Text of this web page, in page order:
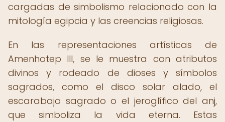
cargadas de simbolismo relacionado con la
mitología egipcia y las creencias religiosas.
En las representaciones artísticas de
Amenhotep III, se le muestra con atributos
divinos y rodeado de dioses y símbolos
sagrados, como el disco solar alado, el
escarabajo sagrado o el jeroglífico del anj,
que simboliza la vida eterna. Estas